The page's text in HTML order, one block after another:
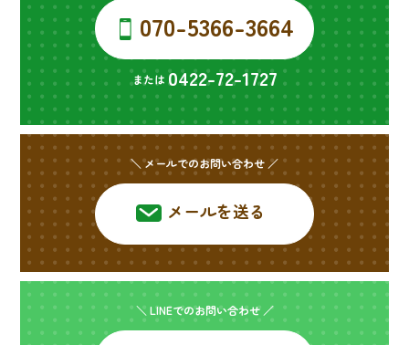
070-5366-3664
または 0422-72-1727
＼ メールでのお問い合わせ ／
メールを送る
＼ LINEでのお問い合わせ ／